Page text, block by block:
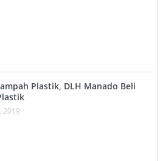
Plastik, DLH Manado Beli
2019